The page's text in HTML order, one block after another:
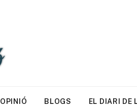
OPINIÓ BLOGS EL DIARI DE